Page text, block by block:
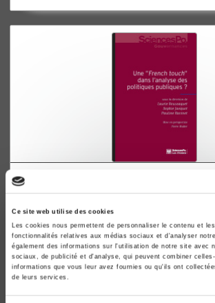
Ce site web utilise des cookies
Les cookies nous permettent de personnaliser le contenu et
fonctionnalités relatives aux médias sociaux et d'analyser
également des informations sur l'utilisation de notre site avec
sociaux, de publicité et d'analyse, qui peuvent combiner
informations que vous leur avez fournies ou qu'ils ont
de leurs services.
Une "French touch" dans l'analyse
publiques ?
Laurie Boussaguet, Sophie Jacquot